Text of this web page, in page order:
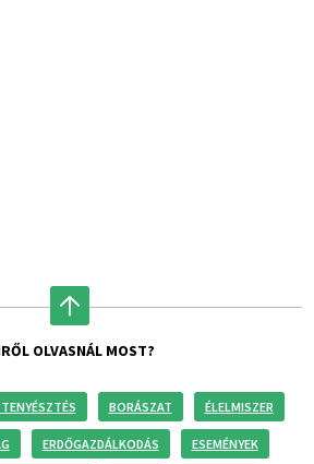
OLVASNÁL MOST?
BORÁSZAT ÉLELMISZER
ERDŐGAZDÁLKODÁS ESEMÉNYEK